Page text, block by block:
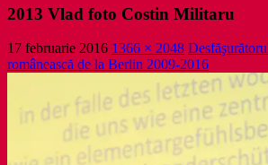
2013 Vlad foto Costin Militaru
17 februarie 2016 1366 × 2048
românească de la Berlin 2009-2016